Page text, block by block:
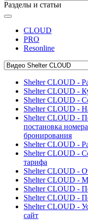
Разделы и статьи
CLOUD
PRO
Resonline
Shelter CLOUD -
Shelter CLOUD -
Shelter CLOUD -
Shelter CLOUD -
Shelter CLOUD -
постановка
бронирования
Shelter CLOUD -
Shelter CLOUD -
тарифа
Shelter CLOUD -
Shelter CLOUD -
Shelter CLOUD -
Shelter CLOUD -
Shelter CLOUD -
сайт